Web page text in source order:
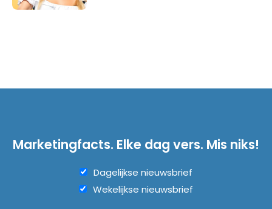
Marketingfacts. Elke dag vers. Mis niks!
Dagelijkse nieuwsbrief
Wekelijkse nieuwsbrief